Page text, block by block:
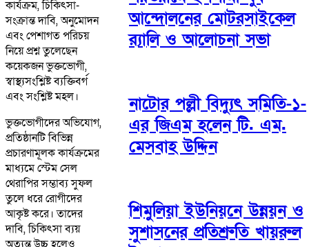
কার্যক্রম, চিকিৎসা-
সংক্রান্ত দাবি, অনুমোদন
এবং পেশাগত পরিচয়
নিয়ে প্রশ্ন তুলেছেন
কয়েকজন ভুক্তভোগী,
স্বাস্থ্যসংশ্লিষ্ট ব্যক্তিবর্গ
এবং সংশ্লিষ্ট মহল।
ভুক্তভোগীদের অভিযোগ,
প্রতিষ্ঠানটি বিভিন্ন
প্রচারণামূলক কার্যক্রমের
মাধ্যমে স্টেম সেল
থেরাপির সম্ভাব্য সুফল
তুলে ধরে রোগীদের
আকৃষ্ট করে। তাদের
দাবি, চিকিৎসা ব্যয়
আন্দোলনের মোটরসাইকেল
র‌্যালি ও আলোচনা সভা
নাটোর পল্লী বিদ্যুৎ সমিতি-১-
এর জিএম হলেন টি. এম.
মেসবাহ উদ্দিন
শিমুলিয়া ইউনিয়নে উন্নয়ন ও
সুশাসনের প্রতিশ্রুতি খায়রুল